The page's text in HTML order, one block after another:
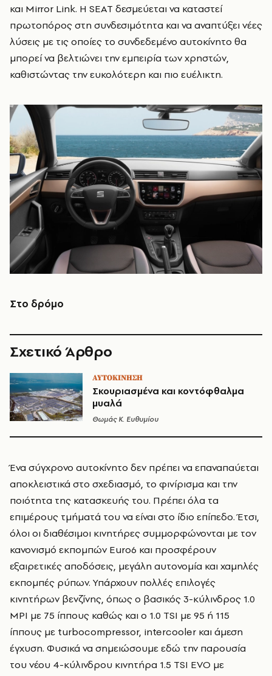
και Mirror Link. Η SEAT δεσμεύεται να καταστεί
πρωτοπόρος στη συνδεσιμότητα και να αναπτύξει νέες
λύσεις με τις οποίες το συνδεδεμένο αυτοκίνητο θα
μπορεί να βελτιώνει την εμπειρία των χρηστών,
καθιστώντας την ευκολότερη και πιο ευέλικτη.
Στο δρόμο
Σχετικό Άρθρο
ΑΥΤΟΚΙΝΗΣΗ
Σκουριασμένα και κοντόφθαλμα
μυαλά
Θωμάς K. Ευθυμίου
Ένα σύγχρονο αυτοκίνητο δεν πρέπει να επαναπαύεται
αποκλειστικά στο σχεδιασμό, το φινίρισμα και την
ποιότητα της κατασκευής του. Πρέπει όλα τα
επιμέρους τμήματά του να είναι στο ίδιο επίπεδο. Έτσι,
όλοι οι διαθέσιμοι κινητήρες συμμορφώνονται με τον
κανονισμό εκπομπών Euro6 και προσφέρουν
εξαιρετικές αποδόσεις, μεγάλη αυτονομία και χαμηλές
εκπομπές ρύπων. Υπάρχουν πολλές επιλογές
κινητήρων βενζίνης, όπως ο βασικός 3-κύλινδρος 1.0
MPI με 75 ίππους καθώς και ο 1.0 TSI με 95 ή 115
ίππους με turbocompressor, intercooler και άμεση
έγχυση. Φυσικά να σημειώσουμε εδώ την παρουσία
του νέου 4-κύλινδρου κινητήρα 1.5 TSI ΕVΟ με